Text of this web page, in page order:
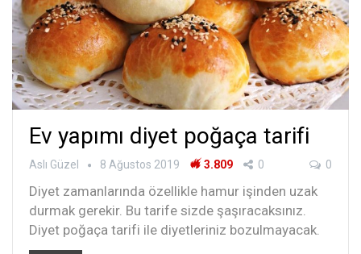
Ev yapımı diyet poğaça tarifi
Aslı Güzel 8 Ağustos 2019 3.809 0 0
Diyet zamanlarında özellikle hamur işinden uzak
durmak gerekir. Bu tarife sizde şaşıracaksınız.
Diyet poğaça tarifi ile diyetleriniz bozulmayacak.